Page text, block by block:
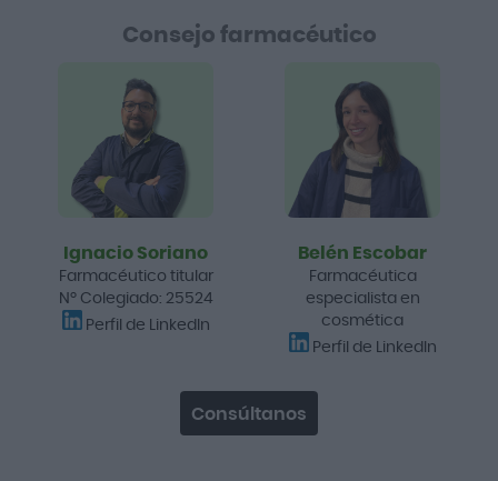
Consejo farmacéutico
Ignacio Soriano
Farmacéutico titular
Nº Colegiado: 25524
Perfil de LinkedIn
Belén Escobar
Farmacéutica
especialista en
cosmética
Perfil de LinkedIn
Consúltanos